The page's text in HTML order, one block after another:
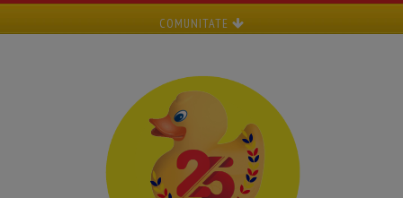
COMUNITATE